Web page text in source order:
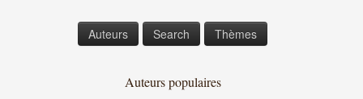
Auteurs Search Thèmes
Auteurs populaires